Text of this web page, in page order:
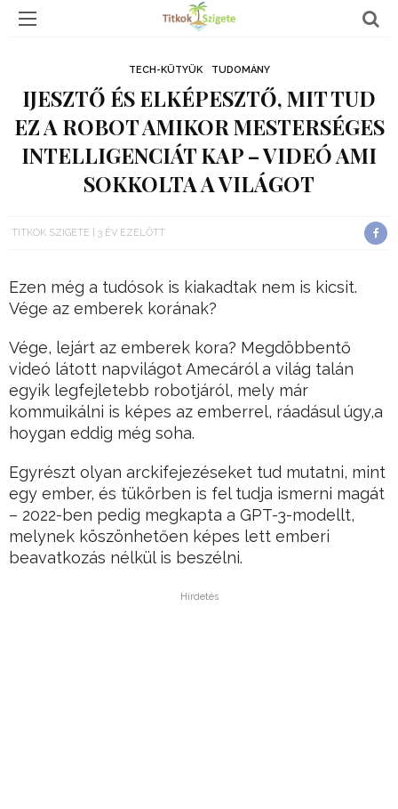
TECH-KÜTYÜK TUDOMÁNY
IJESZTŐ ÉS ELKÉPESZTŐ, MIT TUD
EZ A ROBOT AMIKOR MESTERSÉGES
INTELLIGENCIÁT KAP – VIDEÓ AMI
SOKKOLTA A VILÁGOT
TITKOK SZIGETE 3 ÉV EZELŐTT
Ezen még a tudósok is kiakadtak nem is kicsit.
Vége az emberek korának?
Vége, lejárt az emberek kora? Megdöbbentő
videó látott napvilágot Amecáról a világ talán
egyik legfejletebb robotjáról, mely már
kommuikálni is képes az emberrel, ráadásul úgy,a
hoygan eddig még soha.
Egyrészt olyan arckifejezéseket tud mutatni, mint
egy ember, és tükörben is fel tudja ismerni magát
– 2022-ben pedig megkapta a GPT-3-modellt,
melynek köszönhetően képes lett emberi
beavatkozás nélkül is beszélni.
Hirdetés